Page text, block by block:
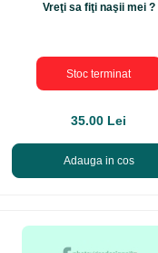
Vreţi sa fiţi naşii mei ?
Stoc terminat
35.00 Lei
Adauga in cos